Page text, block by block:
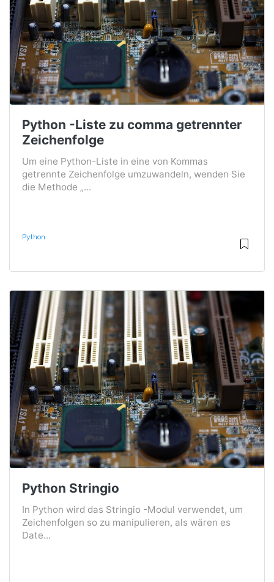
Python -Liste zu comma getrennter
Zeichenfolge
Um eine Python-Liste in eine von Kommas
getrennte Zeichenfolge umzuwandeln, wenden Sie
die Methode „...
Python
Python Stringio
In Python wird das Stringio -Modul verwendet, um
Zeichenfolgen so zu manipulieren, als wären es
Date...